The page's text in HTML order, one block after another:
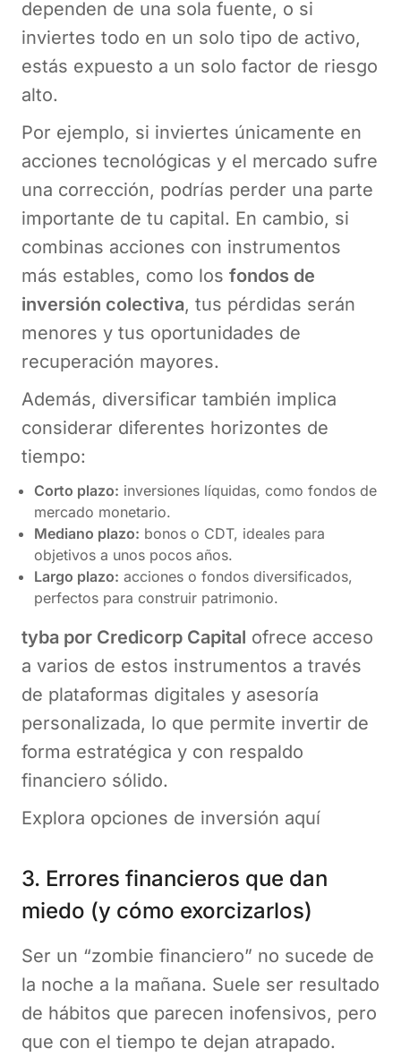
dependen de una sola fuente, o si
inviertes todo en un solo tipo de activo,
estás expuesto a un solo factor de riesgo
alto.
Por ejemplo, si inviertes únicamente en
acciones tecnológicas y el mercado sufre
una corrección, podrías perder una parte
importante de tu capital. En cambio, si
combinas acciones con instrumentos
más estables, como los fondos de
inversión colectiva, tus pérdidas serán
menores y tus oportunidades de
recuperación mayores.
Además, diversificar también implica
considerar diferentes horizontes de
tiempo:
Corto plazo: inversiones líquidas, como fondos de
mercado monetario.
Mediano plazo: bonos o CDT, ideales para
objetivos a unos pocos años.
Largo plazo: acciones o fondos diversificados,
perfectos para construir patrimonio.
tyba por Credicorp Capital ofrece acceso
a varios de estos instrumentos a través
de plataformas digitales y asesoría
personalizada, lo que permite invertir de
forma estratégica y con respaldo
financiero sólido.
Explora opciones de inversión aquí
3. Errores financieros que dan
miedo (y cómo exorcizarlos)
Ser un “zombie financiero” no sucede de
la noche a la mañana. Suele ser resultado
de hábitos que parecen inofensivos, pero
que con el tiempo te dejan atrapado.